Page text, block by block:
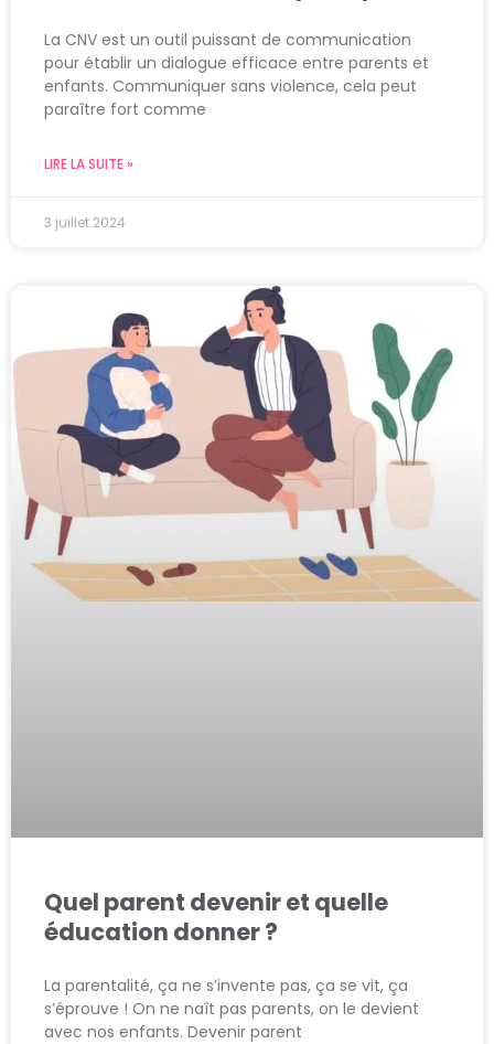
La CNV est un outil puissant de communication
pour établir un dialogue efficace entre parents et
enfants. Communiquer sans violence, cela peut
paraître fort comme
LIRE LA SUITE »
3 juillet 2024
Quel parent devenir et quelle
éducation donner ?
La parentalité, ça ne s’invente pas, ça se vit, ça
s’éprouve ! On ne naît pas parents, on le devient
avec nos enfants. Devenir parent